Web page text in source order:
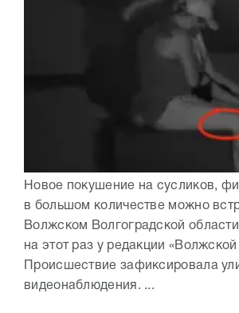
Новое покушение на сусликов,
в большом количестве можно
Волжском Волгоградской
на этот раз у редакции
Происшествие зафиксировала
видеонаблюдения. ...